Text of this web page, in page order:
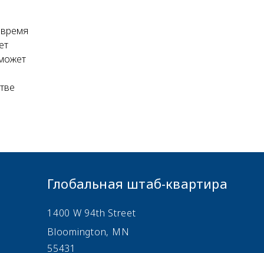
Глобальная штаб-квартира
1400 W 94th Street
Bloomington, MN
55431